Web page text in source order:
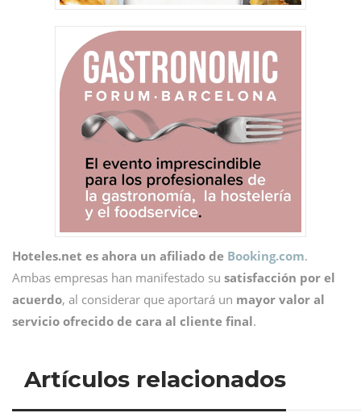
Hoteles.net es ahora un afiliado de Booking.com.
Ambas empresas han manifestado su satisfacción por el
acuerdo, al considerar que aportará un mayor valor al
servicio ofrecido de cara al cliente final.
Artículos relacionados